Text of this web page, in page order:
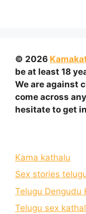
© 2026
be at least 18
We are against
come across
hesitate to get
Kama kathalu
Sex stories
Telugu Dengudu
Telugu sex